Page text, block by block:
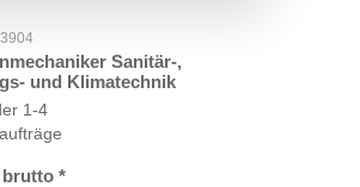
Sanitär-,
und Klimatechnik
1-4
brutto *